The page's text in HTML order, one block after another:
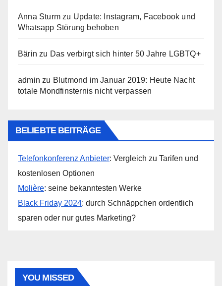
Anna Sturm zu Update: Instagram, Facebook und
Whatsapp Störung behoben
Bärin zu Das verbirgt sich hinter 50 Jahre LGBTQ+
admin zu Blutmond im Januar 2019: Heute Nacht
totale Mondfinsternis nicht verpassen
BELIEBTE BEITRÄGE
Telefonkonferenz Anbieter: Vergleich zu Tarifen und
kostenlosen Optionen
Molière: seine bekanntesten Werke
Black Friday 2024: durch Schnäppchen ordentlich
sparen oder nur gutes Marketing?
YOU MISSED